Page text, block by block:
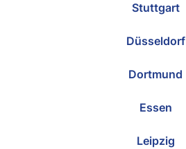
Stuttgart
Düsseldorf
Dortmund
Essen
Leipzig